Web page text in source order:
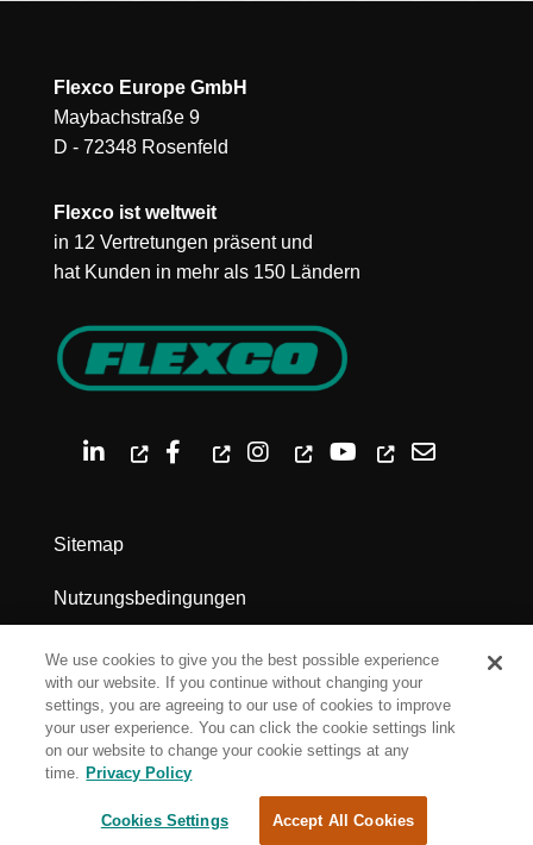
Flexco Europe GmbH
Maybachstraße 9
D - 72348 Rosenfeld
Flexco ist weltweit
in 12 Vertretungen präsent und
hat Kunden in mehr als 150 Ländern
Sitemap
Nutzungsbedingungen
Datenschutz
Impressum
Cookie Settings
We use cookies to give you the best possible experience
with our website. If you continue without changing your
settings, you are agreeing to our use of cookies to improve
your user experience. You can click the cookie settings link
on our website to change your cookie settings at any
time. Privacy Policy
Cookies Settings Accept All Cookies